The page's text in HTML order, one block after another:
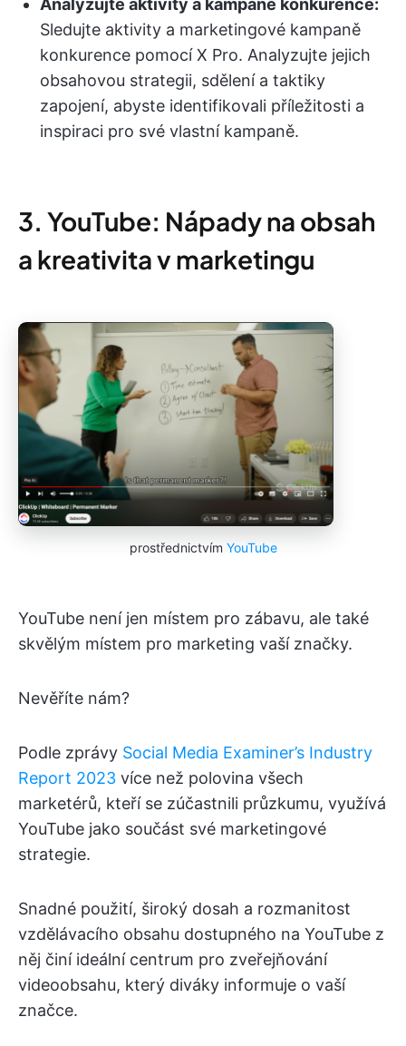
Analyzujte aktivity a kampaně konkurence:
Sledujte aktivity a marketingové kampaně
konkurence pomocí X Pro. Analyzujte jejich
obsahovou strategii, sdělení a taktiky
zapojení, abyste identifikovali příležitosti a
inspiraci pro své vlastní kampaně.
3. YouTube: Nápady na obsah
a kreativita v marketingu
prostřednictvím YouTube
YouTube není jen místem pro zábavu, ale také
skvělým místem pro marketing vaší značky.
Nevěříte nám?
Podle zprávy Social Media Examiner’s Industry
Report 2023 více než polovina všech
marketérů, kteří se zúčastnili průzkumu, využívá
YouTube jako součást své marketingové
strategie.
Snadné použití, široký dosah a rozmanitost
vzdělávacího obsahu dostupného na YouTube z
něj činí ideální centrum pro zveřejňování
videoobsahu, který diváky informuje o vaší
značce.